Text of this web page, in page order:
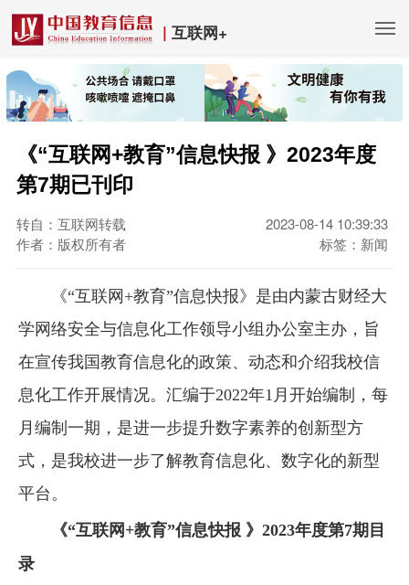
|互联网+
《“互联网+教育”信息快报 》2023年度
第7期已刊印
转自：互联网转载
2023-08-14 10:39:33
作者：版权所有者
标签：新闻
《“互联网+教育”信息快报》是由内蒙古财经大
学网络安全与信息化工作领导小组办公室主办，旨
在宣传我国教育信息化的政策、动态和介绍我校信
息化工作开展情况。汇编于2022年1月开始编制，每
月编制一期，是进一步提升数字素养的创新型方
式，是我校进一步了解教育信息化、数字化的新型
平台。
《“互联网+教育”信息快报 》2023年度第7期目
录